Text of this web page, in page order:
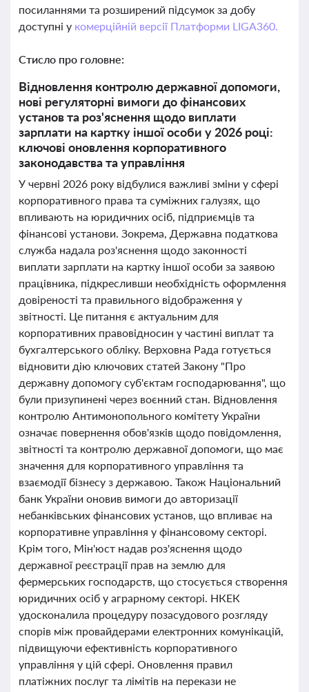
посиланнями та розширений підсумок за добу
доступні у комерційній версії Платформи LIGA360.
Стисло про головне:
Відновлення контролю державної допомоги,
нові регуляторні вимоги до фінансових
установ та роз'яснення щодо виплати
зарплати на картку іншої особи у 2026 році:
ключові оновлення корпоративного
законодавства та управління
У червні 2026 року відбулися важливі зміни у сфері
корпоративного права та суміжних галузях, що
впливають на юридичних осіб, підприємців та
фінансові установи. Зокрема, Державна податкова
служба надала роз'яснення щодо законності
виплати зарплати на картку іншої особи за заявою
працівника, підкресливши необхідність оформлення
довіреності та правильного відображення у
звітності. Це питання є актуальним для
корпоративних правовідносин у частині виплат та
бухгалтерського обліку. Верховна Рада готується
відновити дію ключових статей Закону "Про
державну допомогу суб'єктам господарювання", що
були призупинені через воєнний стан. Відновлення
контролю Антимонопольного комітету України
означає повернення обов'язків щодо повідомлення,
звітності та контролю державної допомоги, що має
значення для корпоративного управління та
взаємодії бізнесу з державою. Також Національний
банк України оновив вимоги до авторизації
небанківських фінансових установ, що впливає на
корпоративне управління у фінансовому секторі.
Крім того, Мін'юст надав роз'яснення щодо
державної реєстрації прав на землю для
фермерських господарств, що стосується створення
юридичних осіб у аграрному секторі. НКЕК
удосконалила процедуру позасудового розгляду
спорів між провайдерами електронних комунікацій,
підвищуючи ефективність корпоративного
управління у цій сфері. Оновлення правил
платіжних послуг та лімітів на перекази не